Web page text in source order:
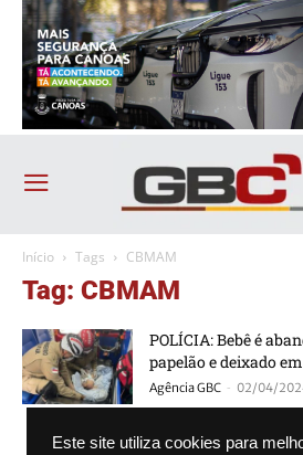
Este site utiliza cookies para
Início Tags CBMAM
Tag: CBMAM
POLÍCIA: Bebê é
papelão e deixado
Agência GBC - 02/04/